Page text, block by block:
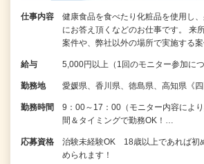
仕事内容
健康食品を食べたり化粧品を使用し
にお答え頂くなどのお仕事です。 来
案件や、弊社以外の場所で実施する
給与 5,000円以上（1回のモニター参加
勤務地 愛媛県、香川県、徳島県、高知県《四
勤務時間
9：00～17：00（モニター内容によ
間＆タイミングで勤務OK！…
応募資格
治験未経験OK 18歳以上であれば初
められます！